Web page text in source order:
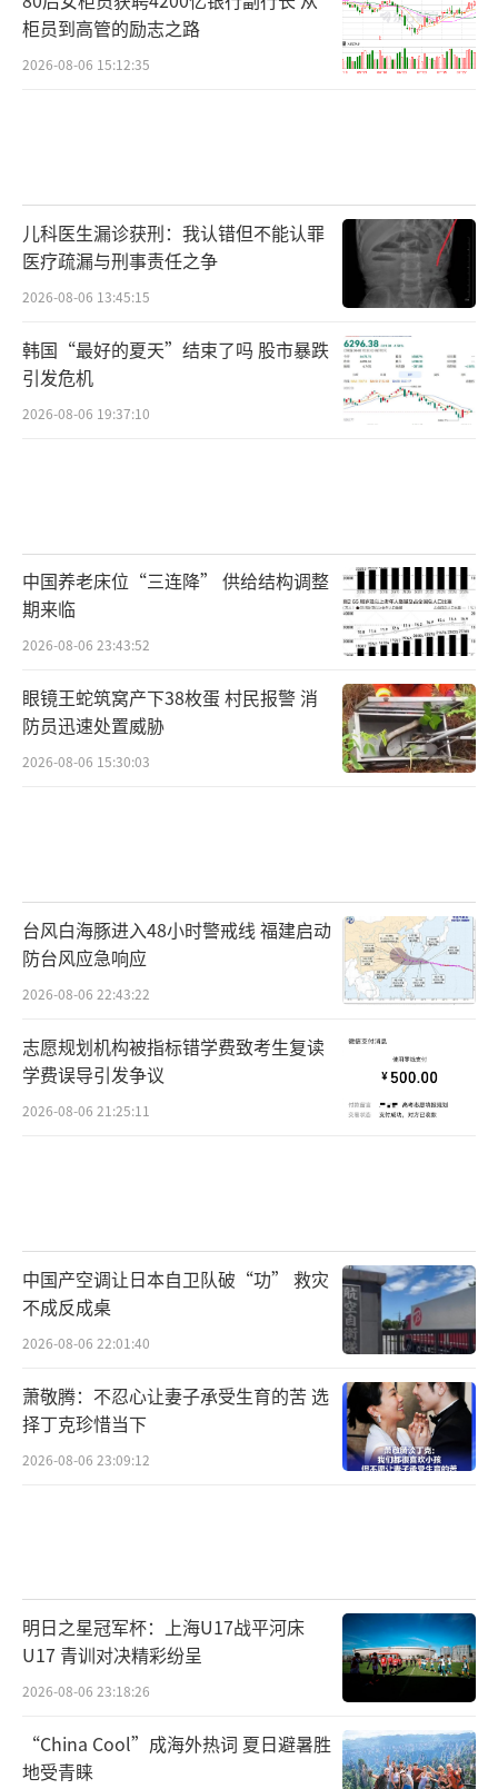
柜员到高管的励志之路
2026-08-06 15:12:35
儿科医生漏诊获刑：我认错但不能认罪
医疗疏漏与刑事责任之争
2026-08-06 13:45:15
韩国“最好的夏天”结束了吗 股市暴跌
引发危机
2026-08-06 19:37:10
中国养老床位“三连降” 供给结构调整
期来临
2026-08-06 23:43:52
眼镜王蛇筑窝产下38枚蛋 村民报警 消
防员迅速处置威胁
2026-08-06 15:30:03
台风白海豚进入48小时警戒线 福建启动
防台风应急响应
2026-08-06 22:43:22
志愿规划机构被指标错学费致考生复读
学费误导引发争议
2026-08-06 21:25:11
中国产空调让日本自卫队破“功” 救灾
不成反成桌
2026-08-06 22:01:40
萧敬腾：不忍心让妻子承受生育的苦 选
择丁克珍惜当下
2026-08-06 23:09:12
明日之星冠军杯：上海U17战平河床
U17 青训对决精彩纷呈
2026-08-06 23:18:26
“China Cool”成海外热词 夏日避暑胜
地受青睐